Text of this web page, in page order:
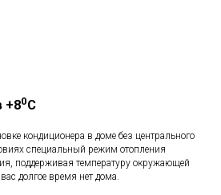
+80С
кондиционера в доме без центрального
специальный режим отопления
поддерживая температуру окружающей
долгое время нет дома.